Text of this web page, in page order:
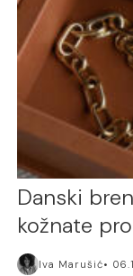
Danski
kožnate
Iva Marušić